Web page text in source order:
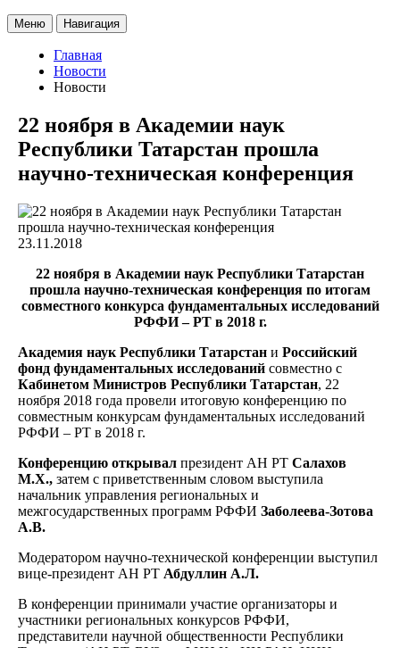
Меню Навигация
Главная
Новости
Новости
22 ноября в Академии наук
Республики Татарстан прошла
научно-техническая конференция
23.11.2018
22 ноября в Академии наук Республики Татарстан
прошла научно-техническая конференция по итогам
совместного конкурса фундаментальных исследований
РФФИ – РТ в 2018 г.
Академия наук Республики Татарстан и Российский
фонд фундаментальных исследований совместно с
Кабинетом Министров Республики Татарстан, 22
ноября 2018 года провели итоговую конференцию по
совместным конкурсам фундаментальных исследований
РФФИ – РТ в 2018 г.
Конференцию открывал президент АН РТ Салахов
М.Х., затем с приветственным словом выступила
начальник управления региональных и
межгосударственных программ РФФИ Заболеева-Зотова
А.В.
Модератором научно-технической конференции выступил
вице-президент АН РТ Абдуллин А.Л.
В конференции принимали участие организаторы и
участники региональных конкурсов РФФИ,
представители научной общественности Республики